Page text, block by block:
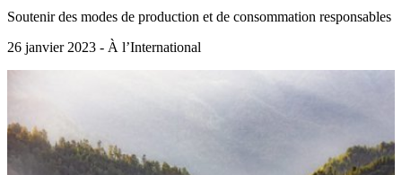
Soutenir des modes de production et de consommation responsables
26 janvier 2023 - À l’International